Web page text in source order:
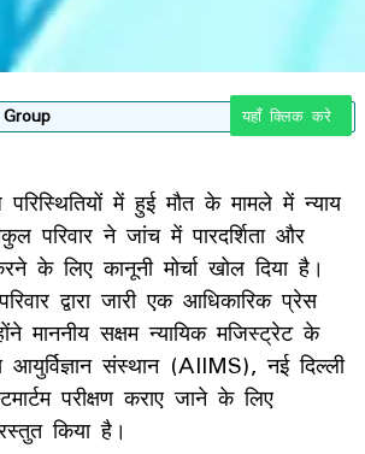
यहाँ क्लिक करे
परिस्थितियों में हुई मौत के मामले में न्याय
परिवार ने जांच में पारदर्शिता और
के लिए कानूनी मोर्चा खोल दिया है।
द्वारा जारी एक आधिकारिक प्रेस
माननीय सक्षम न्यायिक मजिस्ट्रेट के
संस्थान (AIIMS), नई दिल्ली
परीक्षण कराए जाने के लिए
किया है।